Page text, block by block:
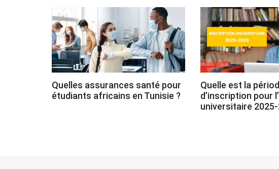
Quelles assurances santé pour
étudiants africains en Tunisie ?
Quelle est la
d’inscription pour
universitaire 2025-